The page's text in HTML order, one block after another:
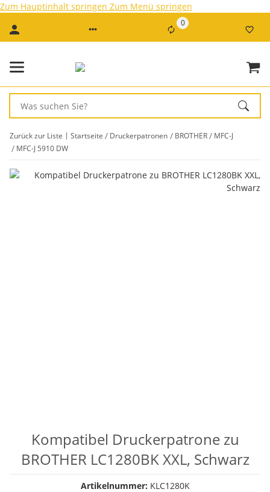
Zum Hauptinhalt springen Zum Menü springen
0
Zurück zur Liste Startseite Druckerpatronen BROTHER
MFC-J
MFC-J 5910 DW
Kompatibel Druckerpatrone zu
BROTHER LC1280BK XXL, Schwarz
Artikelnummer: KLC1280K